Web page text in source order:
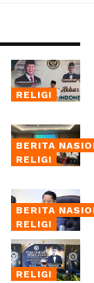
RELIGI
BERITA
RELIGI
BERITA
RELIGI
RELIGI